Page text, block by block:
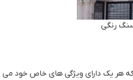
رنگي
هر یک دارای ویژگی های خاص خود